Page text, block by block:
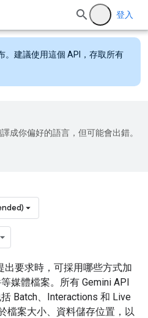
登入
。建議使用這個 API，存取所有
成你偏好的語言，但可能會出錯。
出要求時，可採用哪些方式加
媒體檔案。所有 Gemini API
Batch、Interactions 和 Live
檔案大小、資料儲存位置，以